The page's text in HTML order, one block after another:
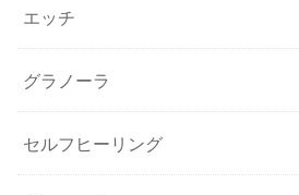
エッチ
グラノーラ
セルフヒーリング